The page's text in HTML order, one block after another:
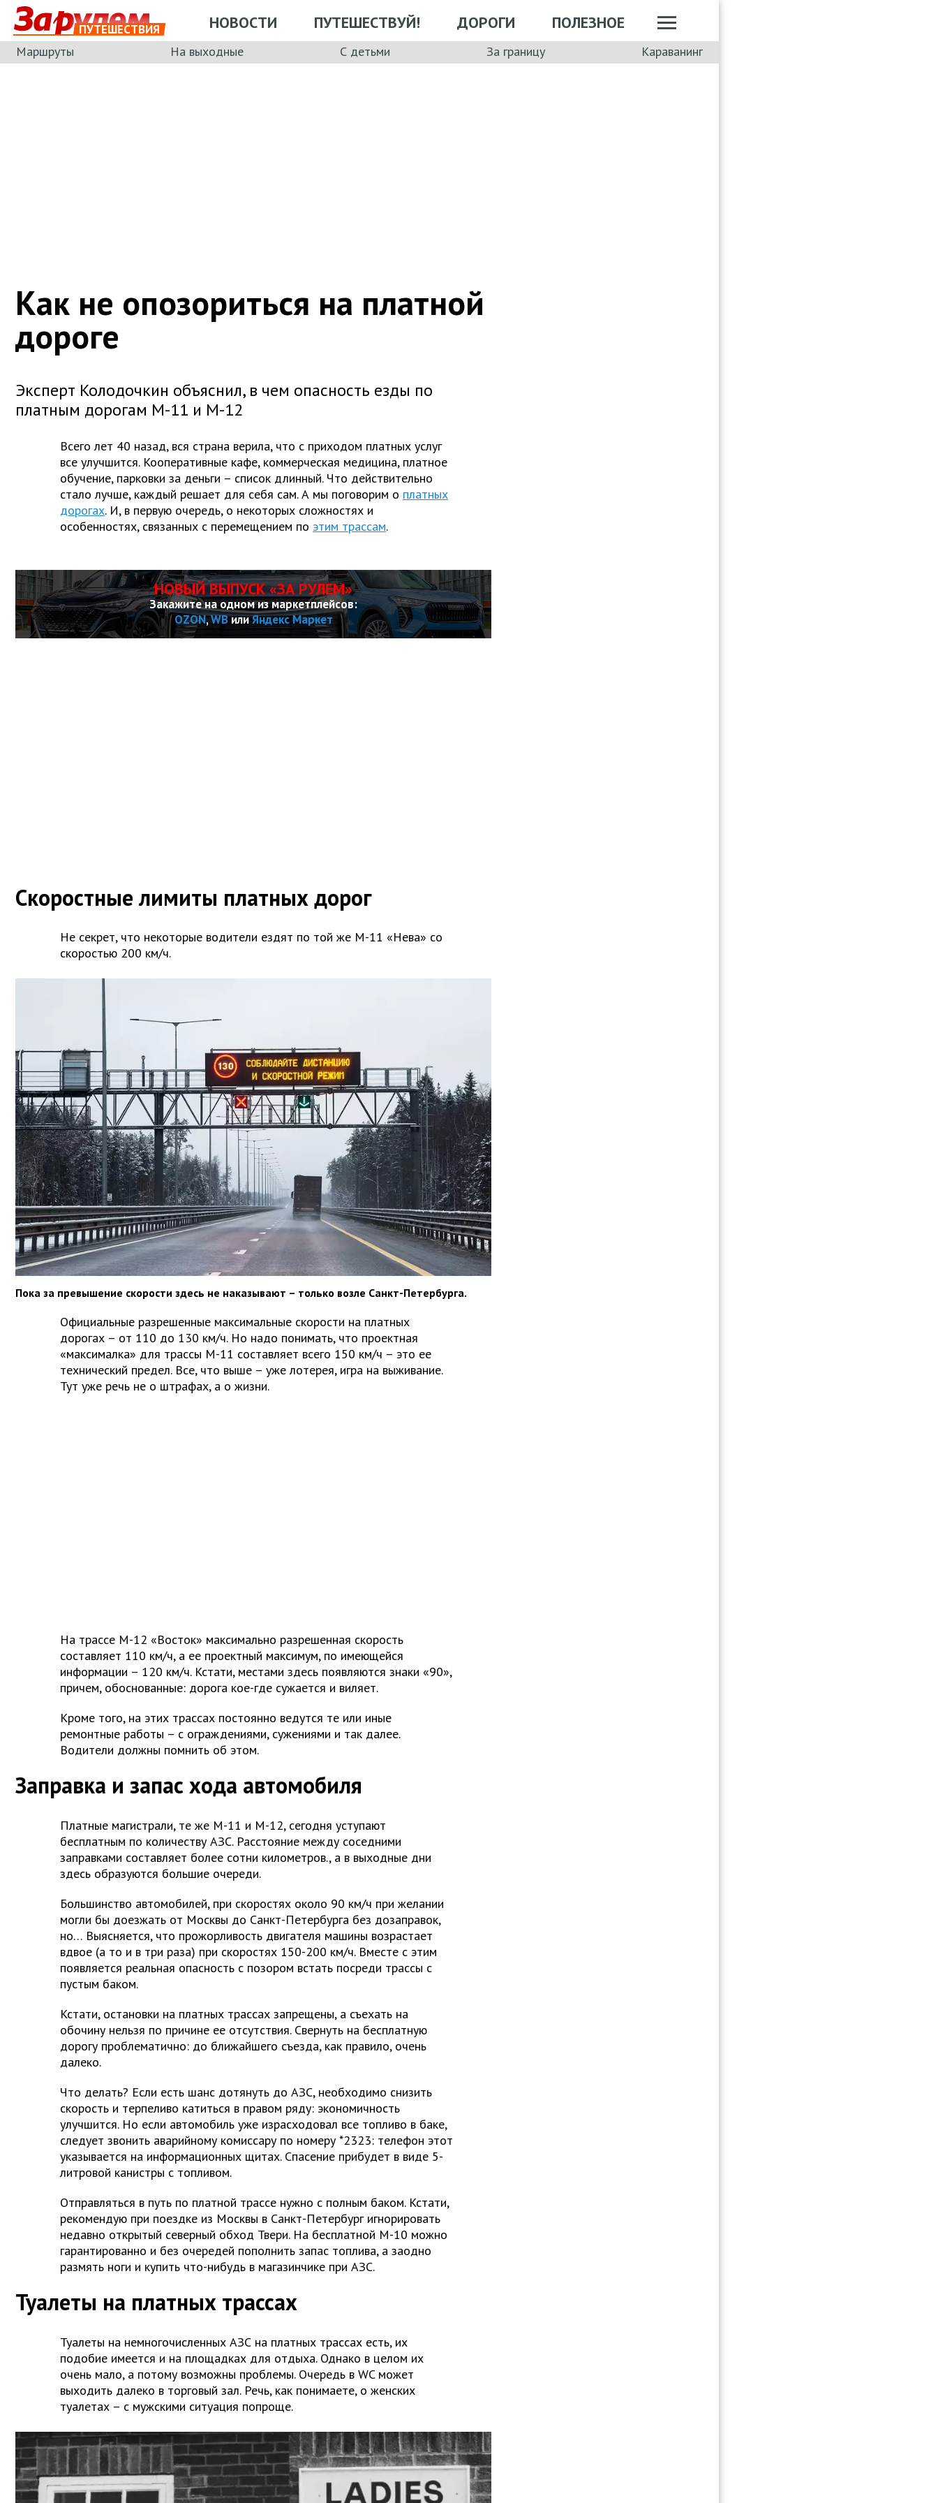
ПУТЕШЕСТВИЯ НОВОСТИ ПУТЕШЕСТВУЙ! ДОРОГИ ПОЛЕЗНОЕ
Маршруты На выходные С детьми За границу Караванинг
Как не опозориться на платной
дороге
Эксперт Колодочкин объяснил, в чем опасность езды по
платным дорогам М-11 и М-12
Всего лет 40 назад, вся страна верила, что с приходом платных услуг
все улучшится. Кооперативные кафе, коммерческая медицина, платное
обучение, парковки за деньги – список длинный. Что действительно
стало лучше, каждый решает для себя сам. А мы поговорим о платных
дорогах. И, в первую очередь, о некоторых сложностях и
особенностях, связанных с перемещением по этим трассам.
НОВЫЙ ВЫПУСК «ЗА РУЛЕМ»
Закажите на одном из маркетплейсов:
OZON,WBилиЯндекс Маркет
Скоростные лимиты платных дорог
Не секрет, что некоторые водители ездят по той же М-11 «Нева» со
скоростью 200 км/ч.
Пока за превышение скорости здесь не наказывают – только возле Санкт-Петербурга.
Официальные разрешенные максимальные скорости на платных
дорогах – от 110 до 130 км/ч. Но надо понимать, что проектная
«максималка» для трассы М-11 составляет всего 150 км/ч – это ее
технический предел. Все, что выше – уже лотерея, игра на выживание.
Тут уже речь не о штрафах, а о жизни.
На трассе М-12 «Восток» максимально разрешенная скорость
составляет 110 км/ч, а ее проектный максимум, по имеющейся
информации – 120 км/ч. Кстати, местами здесь появляются знаки «90»,
причем, обоснованные: дорога кое-где сужается и виляет.
Кроме того, на этих трассах постоянно ведутся те или иные
ремонтные работы – с ограждениями, сужениями и так далее.
Водители должны помнить об этом.
Заправка и запас хода автомобиля
Платные магистрали, те же М-11 и М-12, сегодня уступают
бесплатным по количеству АЗС. Расстояние между соседними
заправками составляет более сотни километров., а в выходные дни
здесь образуются большие очереди.
Большинство автомобилей, при скоростях около 90 км/ч при желании
могли бы доезжать от Москвы до Санкт-Петербурга без дозаправок,
но… Выясняется, что прожорливость двигателя машины возрастает
вдвое (а то и в три раза) при скоростях 150-200 км/ч. Вместе с этим
появляется реальная опасность с позором встать посреди трассы с
пустым баком.
Кстати, остановки на платных трассах запрещены, а съехать на
обочину нельзя по причине ее отсутствия. Свернуть на бесплатную
дорогу проблематично: до ближайшего съезда, как правило, очень
далеко.
Что делать? Если есть шанс дотянуть до АЗС, необходимо снизить
скорость и терпеливо катиться в правом ряду: экономичность
улучшится. Но если автомобиль уже израсходовал все топливо в баке,
следует звонить аварийному комиссару по номеру *2323: телефон этот
указывается на информационных щитах. Спасение прибудет в виде 5-
литровой канистры с топливом.
Отправляться в путь по платной трассе нужно с полным баком. Кстати,
рекомендую при поездке из Москвы в Санкт-Петербург игнорировать
недавно открытый северный обход Твери. На бесплатной М-10 можно
гарантированно и без очередей пополнить запас топлива, а заодно
размять ноги и купить что-нибудь в магазинчике при АЗС.
Туалеты на платных трассах
Туалеты на немногочисленных АЗС на платных трассах есть, их
подобие имеется и на площадках для отдыха. Однако в целом их
очень мало, а потому возможны проблемы. Очередь в WC может
выходить далеко в торговый зал. Речь, как понимаете, о женских
туалетах – с мужскими ситуация попроще.